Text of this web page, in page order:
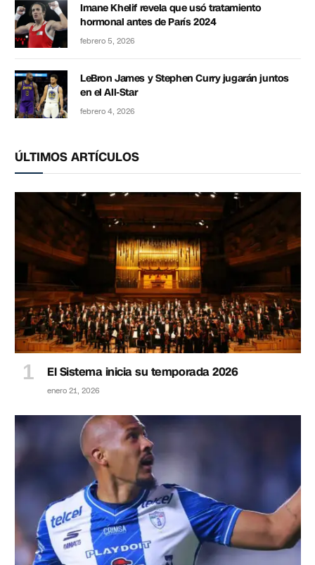
Imane Khelif revela que usó tratamiento
hormonal antes de París 2024
febrero 5, 2026
LeBron James y Stephen Curry jugarán juntos
en el All-Star
febrero 4, 2026
ÚLTIMOS ARTÍCULOS
El Sistema inicia su temporada 2026
enero 21, 2026